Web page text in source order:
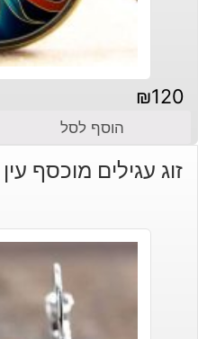
₪120
הוסף לסל
זוג עגילים מוכסף